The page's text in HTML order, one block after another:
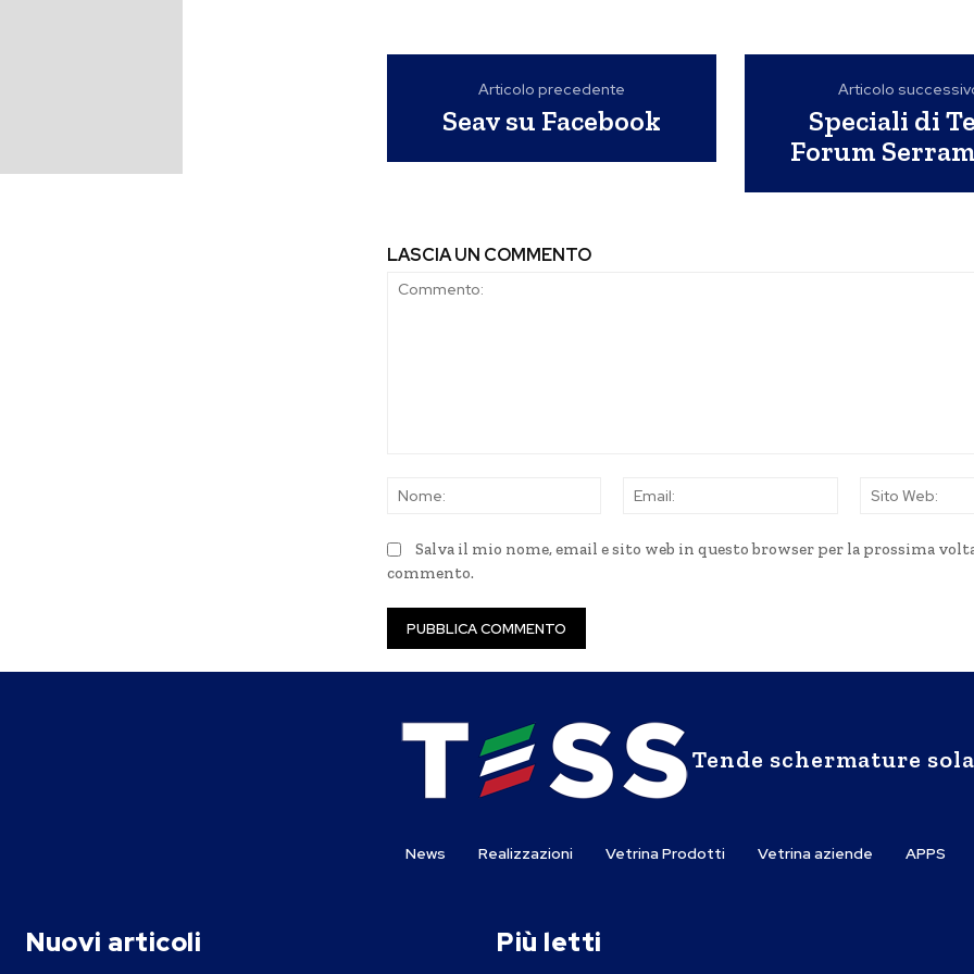
Articolo precedente
Seav su Facebook
Articolo
Speciali di
Forum
LASCIA UN COMMENTO
Nome:
Email:
Salva il mio nome, email e sito web in questo browser per la prossima
commento.
Tende schermature
News Realizzazioni Vetrina Prodotti Vetrina aziende APPS
Nuovi articoli Più letti